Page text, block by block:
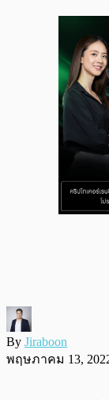
By Jiraboon
พฤษภาคม 13,